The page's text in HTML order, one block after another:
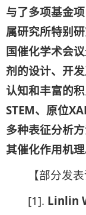
与了多项基金
属研究所特别
国催化学术会
剂的设计、开
认知和丰富的
STEM、原位
多种表征分析
其催化作用机理
【部分发表
[1]. Linlin